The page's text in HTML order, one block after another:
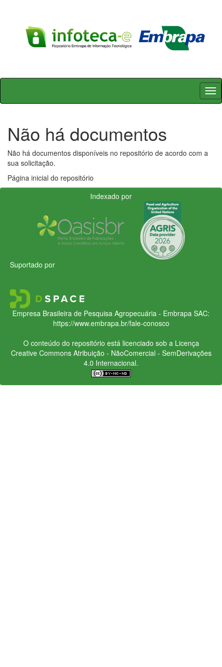
Skip
Não há documentos
Não há documentos disponíveis no repositório de acordo com a
sua solicitação.
Página inicial do repositório
Indexado por
Suportado por
Empresa Brasileira de Pesquisa Agropecuária - Embrapa SAC:
https://www.embrapa.br/fale-conosco
O conteúdo do repositório está licenciado sob a Licença
Creative CommonsAtribuição - NãoComercial - SemDerivações
4.0 Internacional.